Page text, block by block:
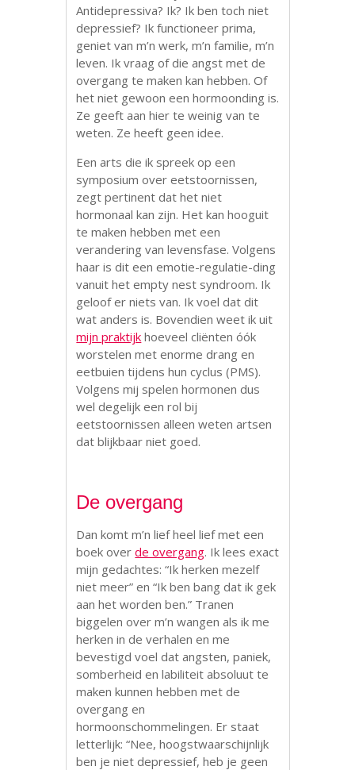
Antidepressiva? Ik? Ik ben toch niet
depressief? Ik functioneer prima,
geniet van m’n werk, m’n familie, m’n
leven. Ik vraag of die angst met de
overgang te maken kan hebben. Of
het niet gewoon een hormoonding is.
Ze geeft aan hier te weinig van te
weten. Ze heeft geen idee.
Een arts die ik spreek op een
symposium over eetstoornissen,
zegt pertinent dat het niet
hormonaal kan zijn. Het kan hooguit
te maken hebben met een
verandering van levensfase. Volgens
haar is dit een emotie-regulatie-ding
vanuit het empty nest syndroom. Ik
geloof er niets van. Ik voel dat dit
wat anders is. Bovendien weet ik uit
mijn praktijk hoeveel cliënten óók
worstelen met enorme drang en
eetbuien tijdens hun cyclus (PMS).
Volgens mij spelen hormonen dus
wel degelijk een rol bij
eetstoornissen alleen weten artsen
dat blijkbaar niet goed.
De overgang
Dan komt m’n lief heel lief met een
boek overde overgang. Ik lees exact
mijn gedachtes: “Ik herken mezelf
niet meer” en “Ik ben bang dat ik gek
aan het worden ben.” Tranen
biggelen over m’n wangen als ik me
herken in de verhalen en me
bevestigd voel dat angsten, paniek,
somberheid en labiliteit absoluut te
maken kunnen hebben met de
overgang en
hormoonschommelingen. Er staat
letterlijk: “Nee, hoogstwaarschijnlijk
ben je niet depressief, heb je geen